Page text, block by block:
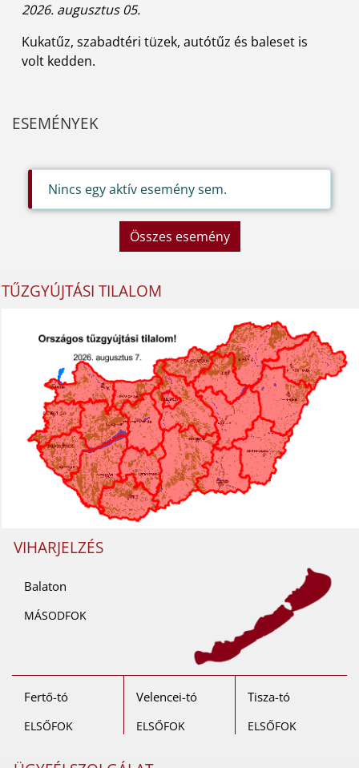
2026. augusztus 05.
Kukatűz, szabadtéri tüzek, autótűz és baleset is
volt kedden.
ESEMÉNYEK
Nincs egy aktív esemény sem.
Összes esemény
TŰZGYÚJTÁSI TILALOM
VIHARJELZÉS
Balaton
MÁSODFOK
Fertő-tó
ELSŐFOK
Velencei-tó
ELSŐFOK
Tisza-tó
ELSŐFOK